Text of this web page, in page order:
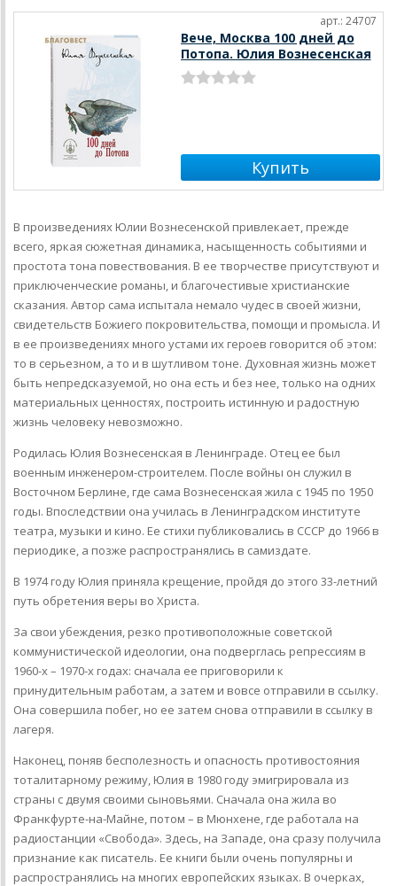
арт.: 24707
Вече, Москва 100 дней до
Потопа. Юлия Вознесенская
В произведениях Юлии Вознесенской привлекает, прежде
всего, яркая сюжетная динамика, насыщенность событиями и
простота тона повествования. В ее творчестве присутствуют и
приключенческие романы, и благочестивые христианские
сказания. Автор сама испытала немало чудес в своей жизни,
свидетельств Божиего покровительства, помощи и промысла. И
в ее произведениях много устами их героев говорится об этом:
то в серьезном, а то и в шутливом тоне. Духовная жизнь может
быть непредсказуемой, но она есть и без нее, только на одних
материальных ценностях, построить истинную и радостную
жизнь человеку невозможно.
Родилась Юлия Вознесенская в Ленинграде. Отец ее был
военным инженером-строителем. После войны он служил в
Восточном Берлине, где сама Вознесенская жила с 1945 по 1950
годы. Впоследствии она училась в Ленинградском институте
театра, музыки и кино. Ее стихи публиковались в СССР до 1966 в
периодике, а позже распространялись в самиздате.
В 1974 году Юлия приняла крещение, пройдя до этого 33-летний
путь обретения веры во Христа.
За свои убеждения, резко противоположные советской
коммунистической идеологии, она подверглась репрессиям в
1960-х – 1970-х годах: сначала ее приговорили к
принудительным работам, а затем и вовсе отправили в ссылку.
Она совершила побег, но ее затем снова отправили в ссылку в
лагеря.
Наконец, поняв бесполезность и опасность противостояния
тоталитарному режиму, Юлия в 1980 году эмигрировала из
страны с двумя своими сыновьями. Сначала она жила во
Франкфурте-на-Майне, потом – в Мюнхене, где работала на
радиостанции «Свобода». Здесь, на Западе, она сразу получила
признание как писатель. Ее книги были очень популярны и
распространялись на многих европейских языках. В очерках,